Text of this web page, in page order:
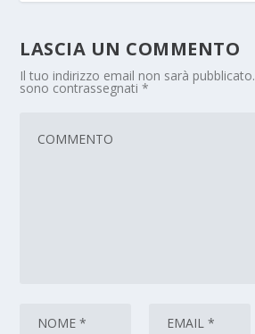
LASCIA UN COMMENTO
Il tuo indirizzo email non sarà pubblicato.
sono contrassegnati*